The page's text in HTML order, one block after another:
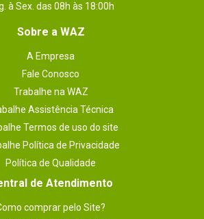
à Sex. das 08h às 18:00h
Sobre a WAZ
A Empresa
Fale Conosco
Trabalhe na WAZ
Assistência Técnica
Termos de uso do site
Política de Privacidade
Política de Qualidade
de Atendimento
comprar pelo Site?